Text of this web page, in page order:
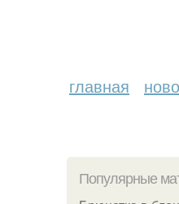
главная
Популярные